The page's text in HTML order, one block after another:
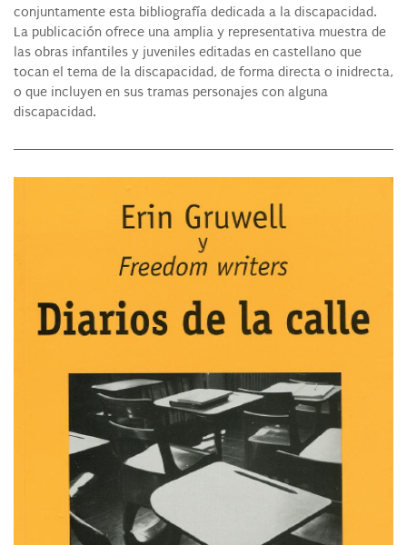
conjuntamente esta bibliografía dedicada a la discapacidad.
La publicación ofrece una amplia y representativa muestra de
las obras infantiles y juveniles editadas en castellano que
tocan el tema de la discapacidad, de forma directa o inidrecta,
o que incluyen en sus tramas personajes con alguna
discapacidad.